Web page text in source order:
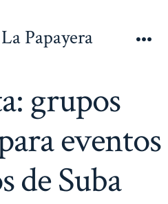
La Papayera
grupos
eventos
de Suba